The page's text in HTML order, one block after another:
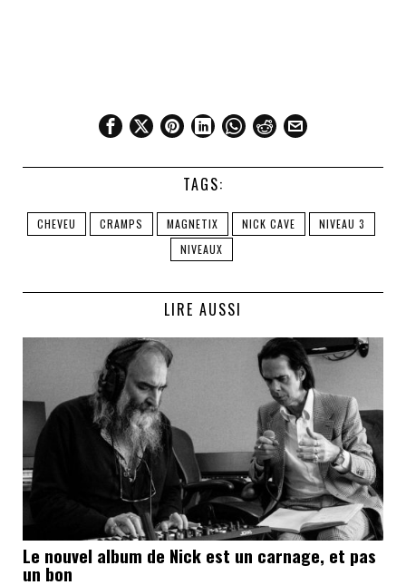
TAGS:
CHEVEU CRAMPS MAGNETIX NICK CAVE
NIVEAU 3
NIVEAUX
LIRE AUSSI
Le nouvel album de Nick est un carnage, et pas
un bon